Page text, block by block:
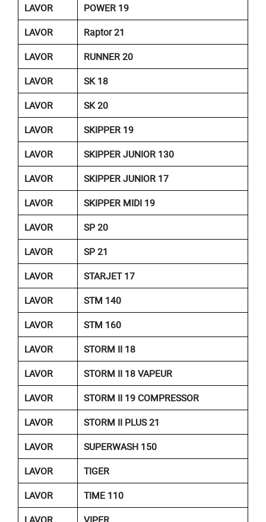
LAVOR
POWER 19
LAVOR
Raptor 21
LAVOR
RUNNER 20
LAVOR
SK 18
LAVOR
SK 20
LAVOR
SKIPPER 19
LAVOR
SKIPPER JUNIOR 130
LAVOR
SKIPPER JUNIOR 17
LAVOR
SKIPPER MIDI 19
LAVOR
SP 20
LAVOR
SP 21
LAVOR
STARJET 17
LAVOR
STM 140
LAVOR
STM 160
LAVOR
STORM II 18
LAVOR
STORM II 18 VAPEUR
LAVOR
STORM II 19 COMPRESSOR
LAVOR
STORM II PLUS 21
LAVOR
SUPERWASH 150
LAVOR
TIGER
LAVOR
TIME 110